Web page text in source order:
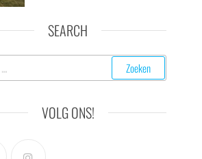
SEARCH
VOLG ONS!